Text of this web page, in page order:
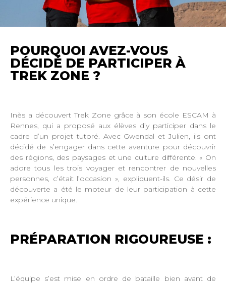
POURQUOI AVEZ-VOUS
DÉCIDÉ DE PARTICIPER À
TREK ZONE ?
Inès a découvert Trek Zone grâce à son école ESCAM à
Rennes, qui a proposé aux élèves d’y participer dans le
cadre d’un projet tutoré. Avec Gwendal et Julien, ils ont
décidé de s’engager dans cette aventure pour découvrir
des régions, des paysages et une culture différente. « On
adore tous les trois voyager et rencontrer de nouvelles
personnes, c’était l’occasion », expliquent-ils. Ce désir de
découverte a été le moteur de leur participation à cette
expérience unique.
PRÉPARATION RIGOUREUSE :
L’équipe s’est mise en ordre de bataille bien avant de